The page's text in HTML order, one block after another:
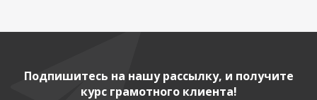
Подпишитесь на нашу рассылку, и получите
курс грамотного клиента!